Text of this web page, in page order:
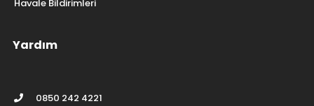
Havale Bildirimleri
Yardım
0850 242 4221